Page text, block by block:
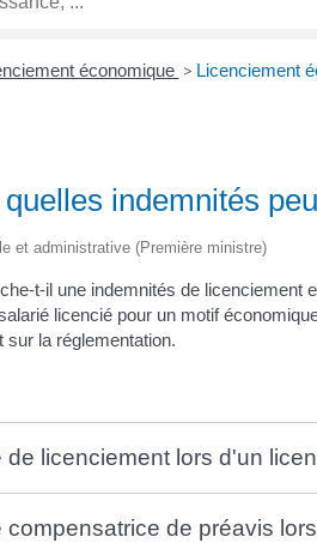
économique > Licenciement
indemnités
et administrative (Première ministre)
t-il une indemnités de
licencié pour un motif
sur la réglementation.
licenciement lors d'un
de préavis